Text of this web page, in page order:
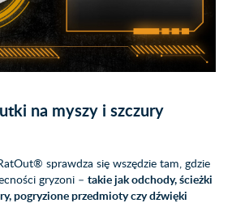
na myszy i szczury
sprawdza się wszędzie tam, gdzie
gryzoni – takie jak odchody, ścieżki
pogryzione przedmioty czy dźwięki